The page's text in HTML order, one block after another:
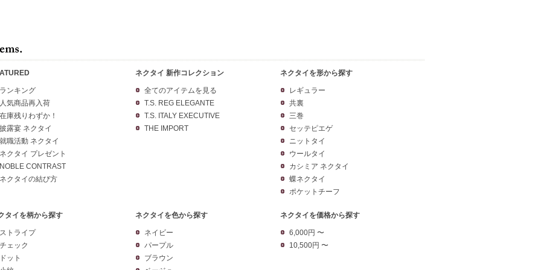
ランキング
人気商品再入荷
在庫残りわずか！
披露宴 ネクタイ
就職活動 ネクタイ
ネクタイ プレゼント
NOBLE CONTRAST
ネクタイの結び方
ネクタイ 新作コレクション
全てのアイテムを見る
T.S. REG ELEGANTE
T.S. ITALY EXECUTIVE
THE IMPORT
ネクタイを形から探す
レギュラー
共裏
三巻
セッテピエゲ
ニットタイ
ウールタイ
カシミア ネクタイ
蝶ネクタイ
ポケットチーフ
タイを柄から探す
ストライプ
チェック
ドット
ネクタイを色から探す
ネイビー
パープル
ブラウン
ネクタイを価格から探す
6,000円 〜
10,500円 〜